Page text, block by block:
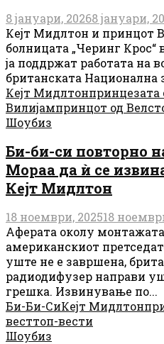
8 јануари, 20268 јануари,
Кејт Мидлтон и принцот
болницата „Черинг Крос“
ја поддржат работата на
британската Национална
Кејт Мидлтонпринцезата
Вилијампринцот од Велс
Шоубиз
Би-би-си повторно
Мораа да ѝ се
Кејт Мидлтон
18 ноември, 202518
Аферата околу
американскиот
уште не е завршена,
радиодифузер направи
грешка. Извинување по...
Би-Би-СиКејт Мидлтон
весттоп-вести
Шоубиз